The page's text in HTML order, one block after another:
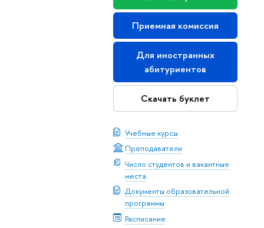
Приемная комиссия
Для иностранных
абитуриентов
Скачать буклет
Учебные курсы
Преподаватели
Число студентов и вакантные
места
Документы образовательной
программы
Расписание